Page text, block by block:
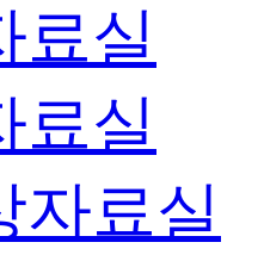
료실
료실
자료실